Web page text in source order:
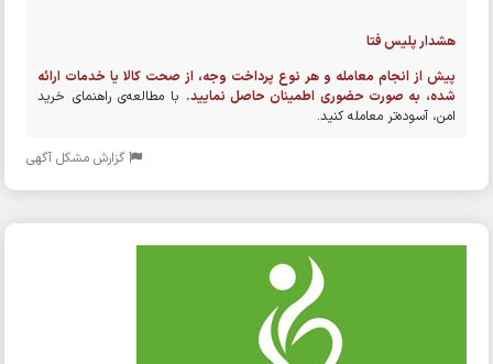
هشدار پلیس فتا
پیش از انجام معامله و هر نوع پرداخت وجه، از صحت کالا یا خدمات ارائه
شده، به صورت حضوری اطمینان حاصل نمایید. با مطالعه‌ی راهنمای خرید
امن، آسوده‌تر معامله کنید.
گزارش مشکل آگهی